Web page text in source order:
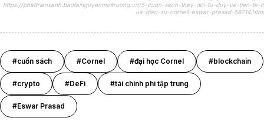
https://phattrienxanh.baotainguyenmoitruong.vn/5-cuon-sach-thay-doi-tu-duy-ve-tien-te-c
ua-giao-su-cornell-eswar-prasad-58714.html
#cuốn sách #Cornel #đại học Cornel #blockchain
#crypto #DeFi #tài chính phi tập trung
#Eswar Prasad